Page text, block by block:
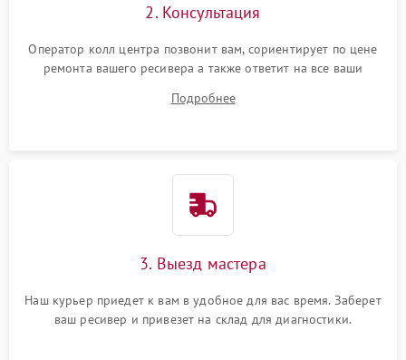
2. Консультация
Оператор колл центра позвонит вам, сориентирует по цене
ремонта вашего ресивера а также ответит на все ваши
Подробнее
3. Выезд мастера
Наш курьер приедет к вам в удобное для вас время. Заберет
ваш ресивер и привезет на склад для диагностики.